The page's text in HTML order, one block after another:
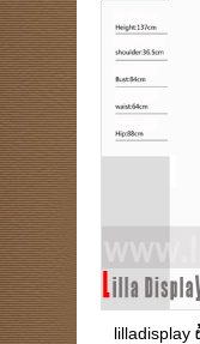
lilladisplay